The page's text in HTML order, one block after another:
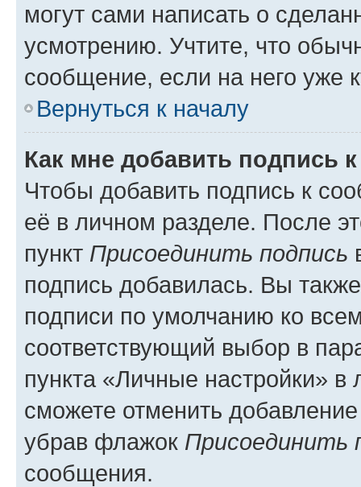
могут сами написать о
усмотрению. Учтите, что
сообщение, если на него уже
Вернуться к началу
Как мне добавить подпись
Чтобы добавить подпись к
её в личном разделе. После
пункт Присоединить подпись
подпись добавилась. Вы
подписи по умолчанию ко
соответствующий выбор в
пункта «Личные настройки»
сможете отменить
убрав флажок Присоединить
сообщения.